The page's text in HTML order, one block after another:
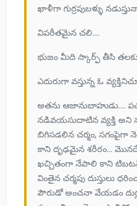
ఖాళీగా గుర్రపుబళ్ళు
విపరీతమైన చలి....
భుజం మీది స్కార్ఫ్ తీసి తలకు
ఎదురుగా వస్తున్న ఓ
అతను ఆజానుబాహుడు....
నడివయసుదాటిన వ్యక్తి అని
బిగిసడలిన చర్మం, సగంపైగా
కాని దృఢమైన శరీరం...
ఖచ్చితంగా నేపాలి కాని
వింతైన చర్మపు దుస్తులు
పౌరుడో అంచనా వేయడం